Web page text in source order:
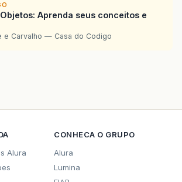
Aprenda seus conceitos e
e Carvalho — Casa do Codigo
Alura
CONHECA O GRUPO
Alura
Lumina